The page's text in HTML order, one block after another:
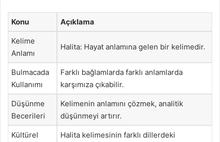
Konu Açıklama
Kelime
Anlamı
Halita: Hayat anlamına gelen bir kelimedir.
Bulmacada
Kullanımı
Farklı bağlamlarda farklı anlamlarda
karşımıza çıkabilir.
Düşünme
Becerileri
Kelimenin anlamını çözmek, analitik
düşünmeyi artırır.
Kültürel
Halita kelimesinin farklı dillerdeki